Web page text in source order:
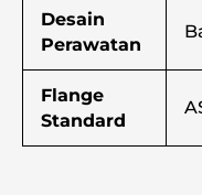
Desain
Perawatan
Flange
Standard